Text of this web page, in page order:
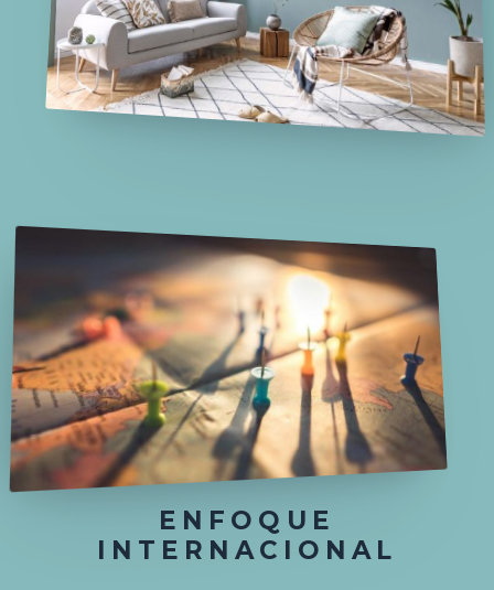
ENFOQUE
INTERNACIONAL